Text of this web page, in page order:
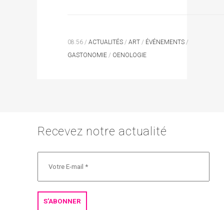
08:56 / ACTUALITÉS / ART / ÉVÉNEMENTS /
GASTONOMIE / OENOLOGIE
Recevez notre actualité